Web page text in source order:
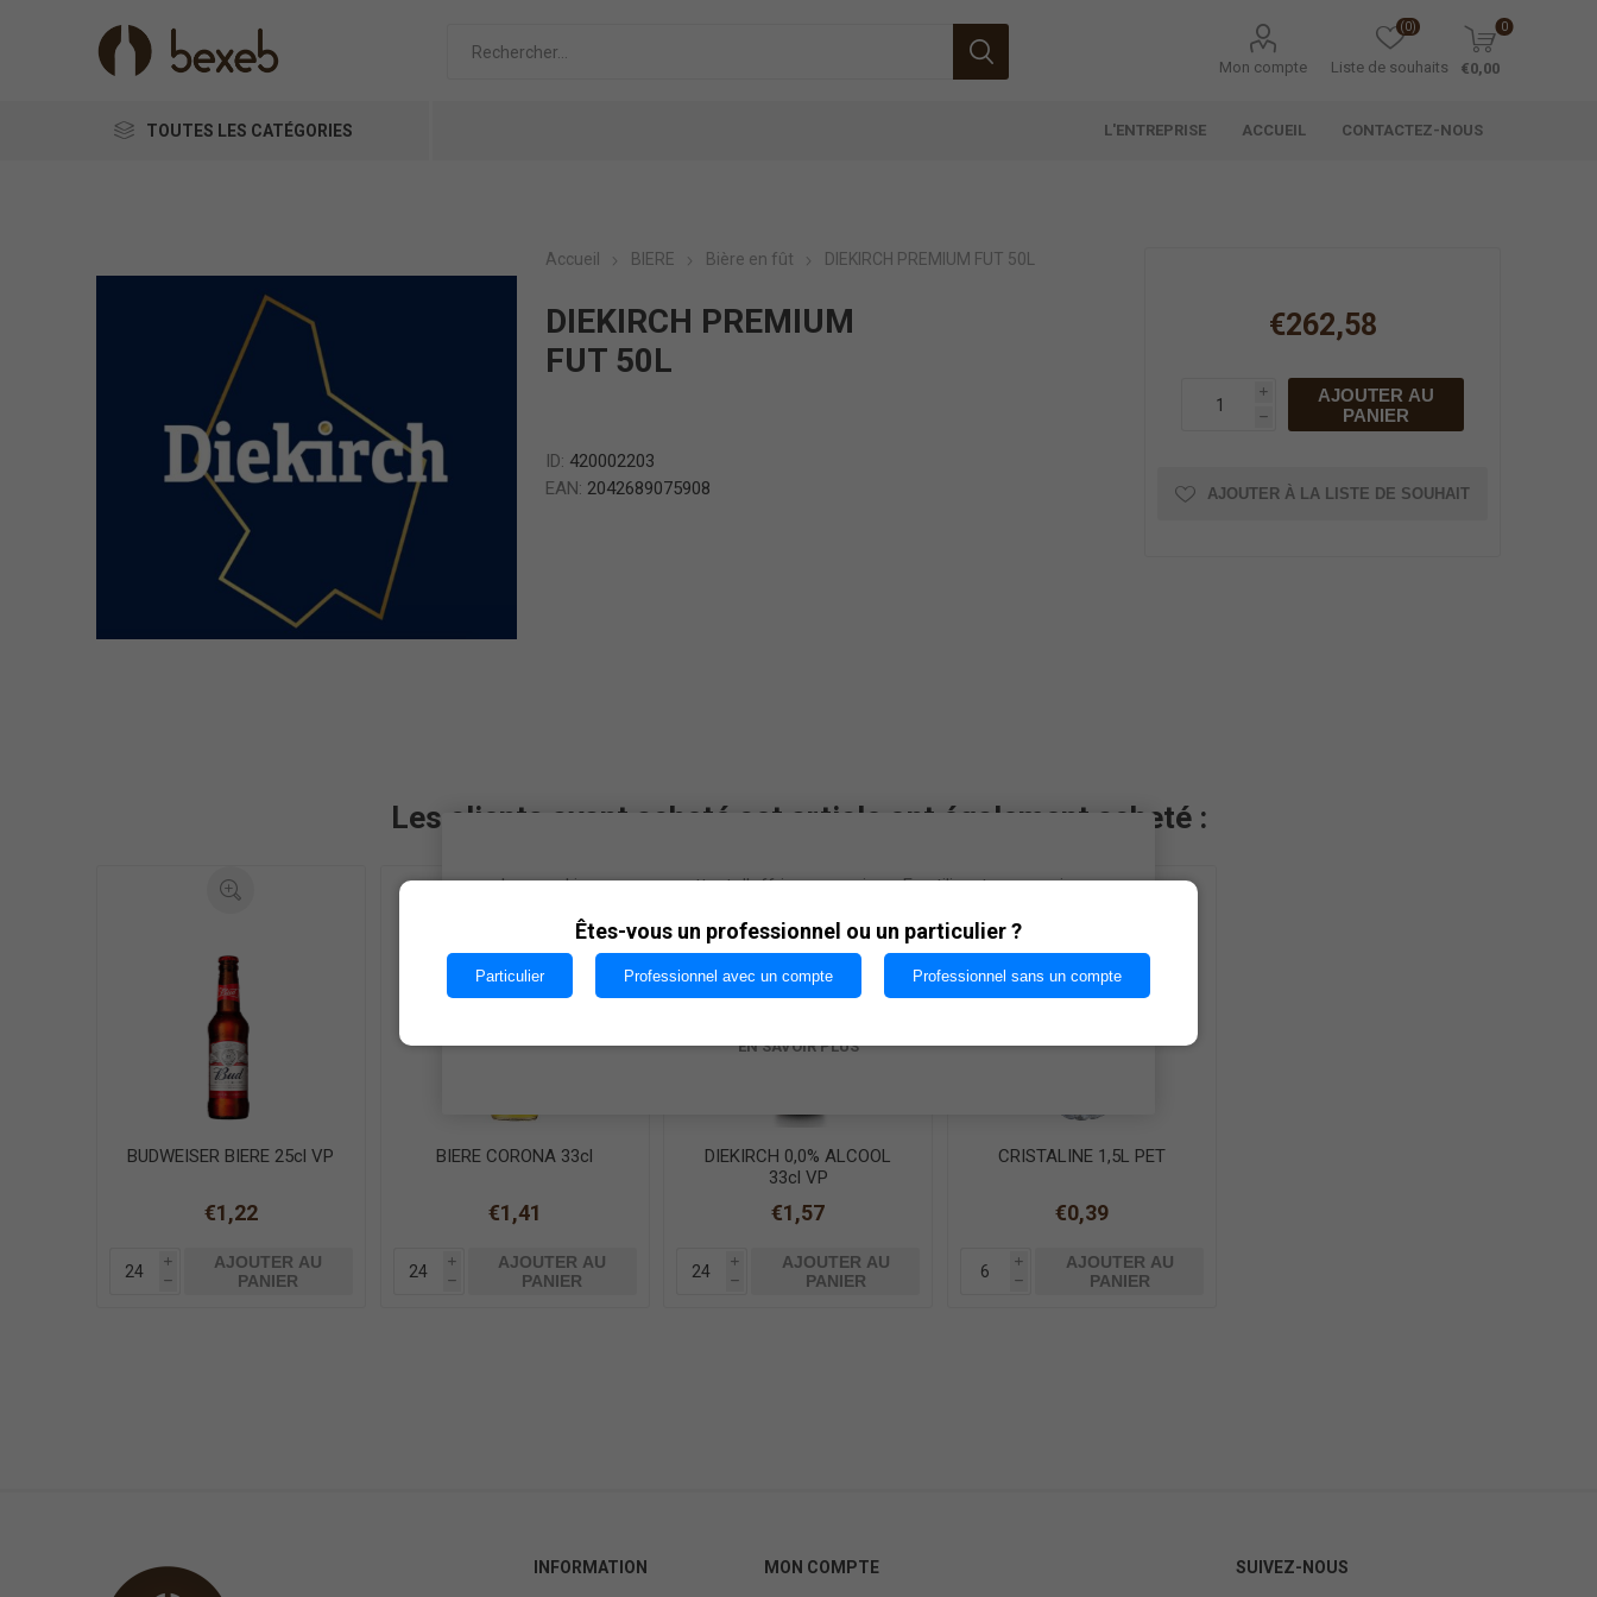
Mon compte Liste de souhaits
(0) 0
€0,00
TOUTES LES CATÉGORIES L'ENTREPRISE ACCUEIL CONTACTEZ-NOUS
Accueil BIERE Bière en fût DIEKIRCH PREMIUM FUT 50L
DIEKIRCH PREMIUM
FUT 50L
ID: 420002203
EAN: 2042689075908
€262,58
i
h
AJOUTER AU
PANIER
AJOUTER À LA LISTE DE SOUHAIT
Les clients ayant acheté cet article ont également acheté :
BUDWEISER BIERE 25cl VP
€1,22
i
h
AJOUTER AU
PANIER
BIERE CORONA 33cl
€1,41
i
h
AJOUTER AU
PANIER
DIEKIRCH 0,0% ALCOOL
33cl VP
€1,57
i
h
AJOUTER AU
PANIER
CRISTALINE 1,5L PET
€0,39
i
h
AJOUTER AU
PANIER
INFORMATION MON COMPTE SUIVEZ-NOUS
Les cookies nous permettent d'offrir nos services. En utilisant nos services,
OK
EN SAVOIR PLUS
Êtes-vous un professionnel ou un particulier ?
Particulier Professionnel avec un compte Professionnel sans un compte